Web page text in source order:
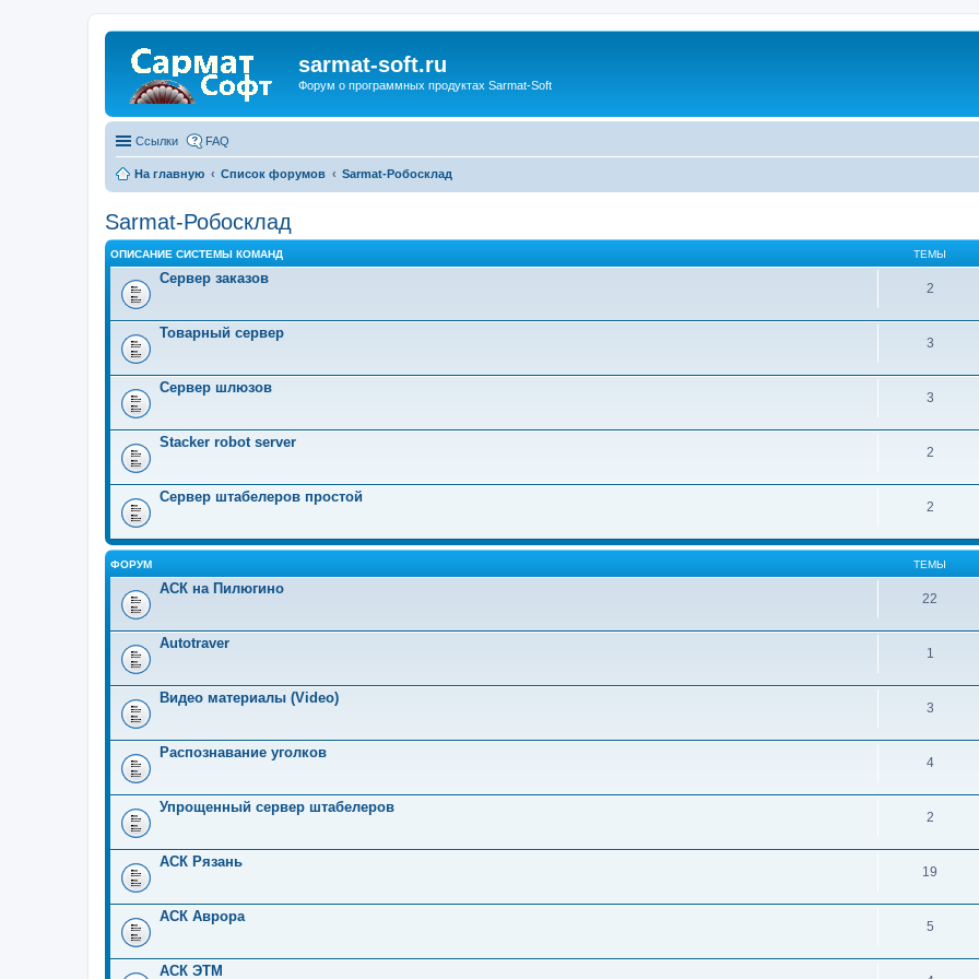
sarmat-soft.ru
Форум о программных продуктах Sarmat-Soft
Ссылки FAQ
На главную Список форумов Sarmat-Робосклад
Sarmat-Робосклад
ОПИСАНИЕ СИСТЕМЫ КОМАНД ТЕМЫ
Сервер заказов
2
Товарный сервер
3
Сервер шлюзов
3
Stacker robot server
2
Сервер штабелеров простой
2
ФОРУМ ТЕМЫ
АСК на Пилюгино
22
Autotraver
1
Видео материалы (Video)
3
Распознавание уголков
4
Упрощенный сервер штабелеров
2
АСК Рязань
19
АСК Аврора
5
АСК ЭТМ